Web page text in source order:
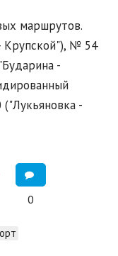
маршрутов.
Крупской"), № 54
-
-
0